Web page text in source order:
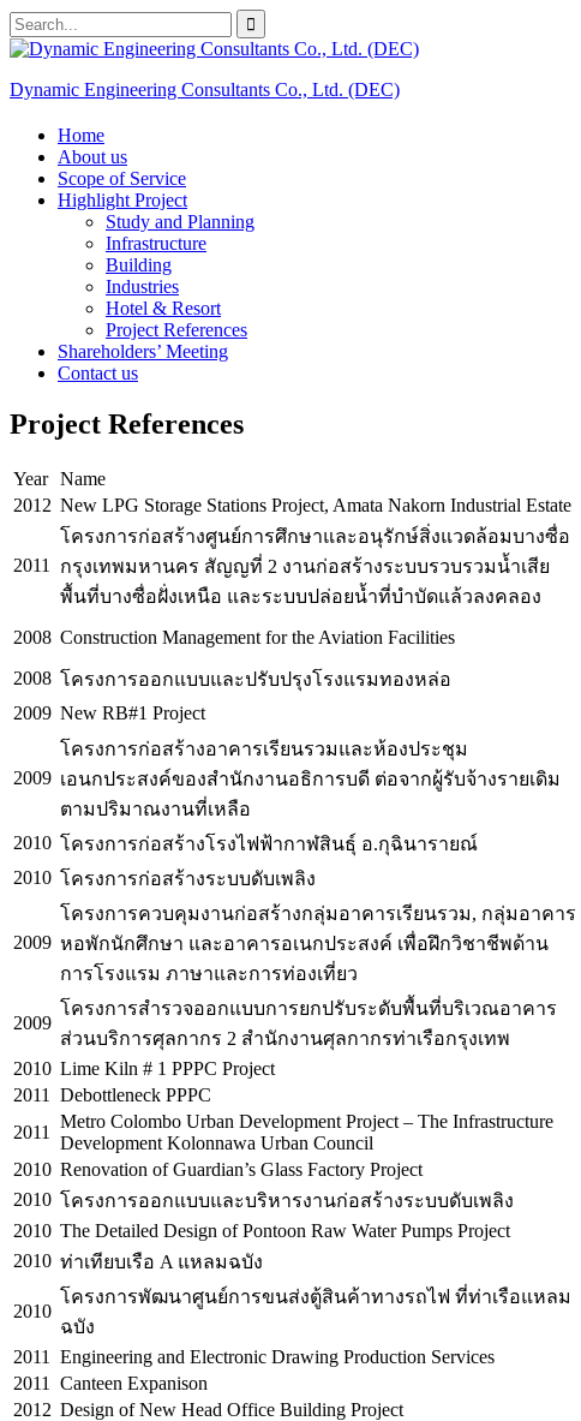
Skip
to
content
Search
for:
Dynamic Engineering Consultants Co., Ltd. (DEC)
Home
About us
Scope of Service
Highlight Project
Study and Planning
Infrastructure
Building
Industries
Hotel & Resort
Project References
Shareholders’ Meeting
Contact us
Project References
Year Name
2012 New LPG Storage Stations Project, Amata Nakorn Industrial Estate
2011
โครงการก่อสร้างศูนย์การศึกษาและอนุรักษ์สิ่งแวดล้อมบางซื่อ
กรุงเทพมหานคร สัญญที่ 2 งานก่อสร้างระบบรวบรวมน้ำเสีย
พื้นที่บางซื่อฝั่งเหนือ และระบบปล่อยน้ำที่บำบัดแล้วลงคลอง
2008 Construction Management for the Aviation Facilities
2008 โครงการออกแบบและปรับปรุงโรงแรมทองหล่อ
2009 New RB#1 Project
2009
โครงการก่อสร้างอาคารเรียนรวมและห้องประชุม
เอนกประสงค์ของสำนักงานอธิการบดี ต่อจากผู้รับจ้างรายเดิม
ตามปริมาณงานที่เหลือ
2010 โครงการก่อสร้างโรงไฟฟ้ากาฬสินธุ์ อ.กุฉินารายณ์
2010 โครงการก่อสร้างระบบดับเพลิง
2009
โครงการควบคุมงานก่อสร้างกลุ่มอาคารเรียนรวม, กลุ่มอาคาร
หอพักนักศึกษา และอาคารอเนกประสงค์ เพื่อฝึกวิชาชีพด้าน
การโรงแรม ภาษาและการท่องเที่ยว
2009
โครงการสำรวจออกแบบการยกปรับระดับพื้นที่บริเวณอาคาร
ส่วนบริการศุลกากร 2 สำนักงานศุลกากรท่าเรือกรุงเทพ
2010 Lime Kiln # 1 PPPC Project
2011
Debottleneck PPPC
2011
Metro Colombo Urban Development Project – The Infrastructure
Development Kolonnawa Urban Council
2010 Renovation of Guardian’s Glass Factory Project
2010 โครงการออกแบบและบริหารงานก่อสร้างระบบดับเพลิง
2010 The Detailed Design of Pontoon Raw Water Pumps Project
2010 ท่าเทียบเรือ A แหลมฉบัง
2010
โครงการพัฒนาศูนย์การขนส่งตู้สินค้าทางรถไฟ ที่ท่าเรือแหลม
ฉบัง
2011 Engineering and Electronic Drawing Production Services
2011
Canteen Expanison
2012 Design of New Head Office Building Project